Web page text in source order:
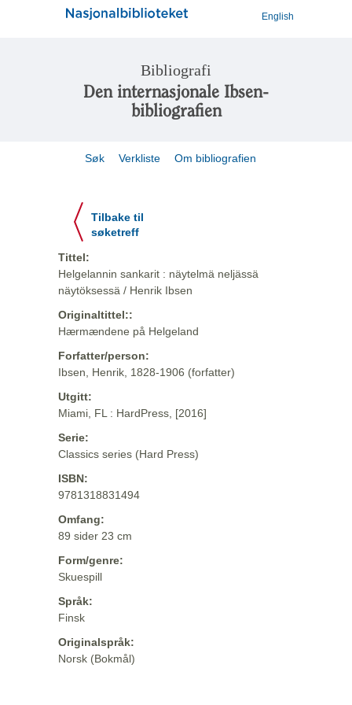
English
Bibliografi
Den internasjonale Ibsen-
bibliografien
Søk Verkliste Om bibliografien
Tilbake til
søketreff
Tittel:
Helgelannin sankarit : näytelmä neljässä
näytöksessä / Henrik Ibsen
Originaltittel::
Hærmændene på Helgeland
Forfatter/person:
Ibsen, Henrik, 1828-1906 (forfatter)
Utgitt:
Miami, FL : HardPress, [2016]
Serie:
Classics series (Hard Press)
ISBN:
9781318831494
Omfang:
89 sider 23 cm
Form/genre:
Skuespill
Språk:
Finsk
Originalspråk:
Norsk (Bokmål)